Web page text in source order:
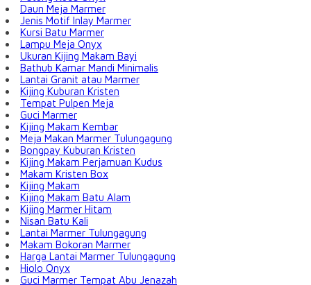
Daun Meja Marmer
Jenis Motif Inlay Marmer
Kursi Batu Marmer
Lampu Meja Onyx
Ukuran Kijing Makam Bayi
Bathub Kamar Mandi Minimalis
Lantai Granit atau Marmer
Kijing Kuburan Kristen
Tempat Pulpen Meja
Guci Marmer
Kijing Makam Kembar
Meja Makan Marmer Tulungagung
Bongpay Kuburan Kristen
Kijing Makam Perjamuan Kudus
Makam Kristen Box
Kijing Makam
Kijing Makam Batu Alam
Kijing Marmer Hitam
Nisan Batu Kali
Lantai Marmer Tulungagung
Makam Bokoran Marmer
Harga Lantai Marmer Tulungagung
Hiolo Onyx
Guci Marmer Tempat Abu Jenazah